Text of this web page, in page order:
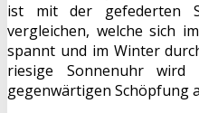
ist mit der gefederten
vergleichen, welche sich
spannt und im Winter
riesige Sonnenuhr
gegenwärtigen Schöpfung